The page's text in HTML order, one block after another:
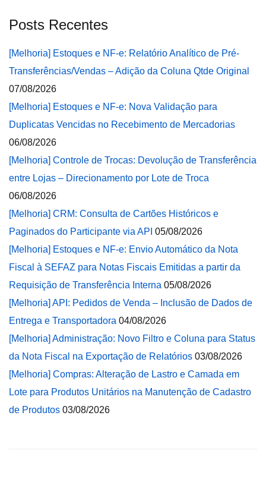
Posts Recentes
[Melhoria] Estoques e NF-e: Relatório Analítico de Pré-
Transferências/Vendas – Adição da Coluna Qtde Original
07/08/2026
[Melhoria] Estoques e NF-e: Nova Validação para
Duplicatas Vencidas no Recebimento de Mercadorias
06/08/2026
[Melhoria] Controle de Trocas: Devolução de Transferência
entre Lojas – Direcionamento por Lote de Troca
06/08/2026
[Melhoria] CRM: Consulta de Cartões Históricos e
Paginados do Participante via API 05/08/2026
[Melhoria] Estoques e NF-e: Envio Automático da Nota
Fiscal à SEFAZ para Notas Fiscais Emitidas a partir da
Requisição de Transferência Interna 05/08/2026
[Melhoria] API: Pedidos de Venda – Inclusão de Dados de
Entrega e Transportadora 04/08/2026
[Melhoria] Administração: Novo Filtro e Coluna para Status
da Nota Fiscal na Exportação de Relatórios 03/08/2026
[Melhoria] Compras: Alteração de Lastro e Camada em
Lote para Produtos Unitários na Manutenção de Cadastro
de Produtos 03/08/2026